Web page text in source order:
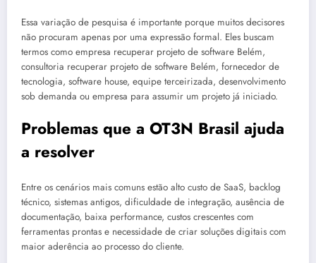
Essa variação de pesquisa é importante porque muitos decisores
não procuram apenas por uma expressão formal. Eles buscam
termos como empresa recuperar projeto de software Belém,
consultoria recuperar projeto de software Belém, fornecedor de
tecnologia, software house, equipe terceirizada, desenvolvimento
sob demanda ou empresa para assumir um projeto já iniciado.
Problemas que a OT3N Brasil ajuda
a resolver
Entre os cenários mais comuns estão alto custo de SaaS, backlog
técnico, sistemas antigos, dificuldade de integração, ausência de
documentação, baixa performance, custos crescentes com
ferramentas prontas e necessidade de criar soluções digitais com
maior aderência ao processo do cliente.